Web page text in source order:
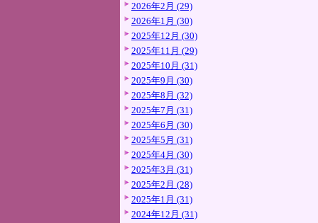
2026年2月 (29)
2026年1月 (30)
2025年12月 (30)
2025年11月 (29)
2025年10月 (31)
2025年9月 (30)
2025年8月 (32)
2025年7月 (31)
2025年6月 (30)
2025年5月 (31)
2025年4月 (30)
2025年3月 (31)
2025年2月 (28)
2025年1月 (31)
2024年12月 (31)